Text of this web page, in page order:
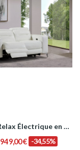
Canapé Relax Électrique en Cuir Pleine Fleur...
949,00 € -34,55%